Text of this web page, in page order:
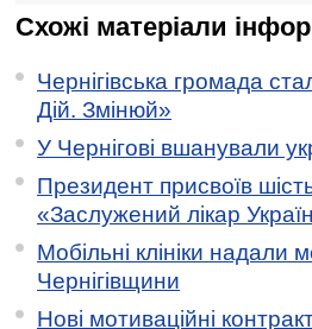
Схожі матеріали
Чернігівська громада
Дій. Змінюй»
У Чернігові вшанували
Президент присвоїв
«Заслужений лікар
Мобільні клініки
Чернігівщини
Нові мотиваційні